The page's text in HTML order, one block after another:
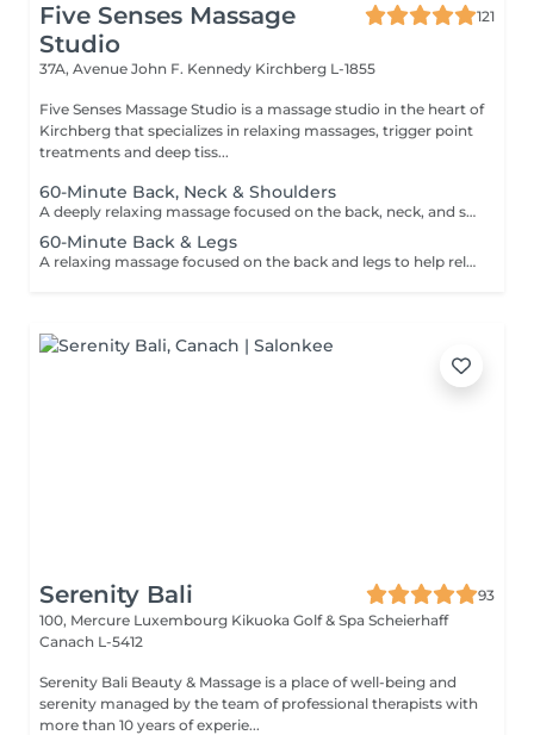
Five Senses Massage
Studio
121
37A, Avenue John F. Kennedy Kirchberg L-1855
Five Senses Massage Studio is a massage studio in the heart of
Kirchberg that specializes in relaxing massages, trigger point
treatments and deep tiss...
60-Minute Back, Neck & Shoulders
A deeply relaxing massage focused on the back, neck, and shoulders to help relieve tension, reduce stress, and promote overall wellbeing. Using smooth flowing techniques and oil, this treatment helps ease muscular tightness, calm the nervous system, and restore a sense of relaxation and balance.
60-Minute Back & Legs
A relaxing massage focused on the back and legs to help relieve muscular tension, reduce stress, and promote overall relaxation. Using smooth flowing techniques and oil, this treatment helps ease tightness, improve circulation, and leave the body feeling lighter, calmer, and refreshed.
Serenity Bali
93
100, Mercure Luxembourg Kikuoka Golf & Spa Scheierhaff
Canach L-5412
Serenity Bali Beauty & Massage is a place of well-being and
serenity managed by the team of professional therapists with
more than 10 years of experie...